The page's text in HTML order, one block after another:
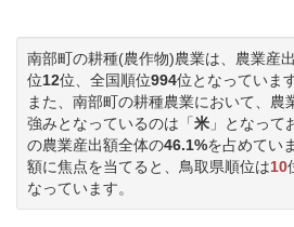
南部町の耕種(農作物)農業は、農業産
位12位、全国順位994位となっています
また、南部町の耕種農業において、農
強みとなっているのは「米 」となって
の農業産出額全体の46.1%を占めてい
額に焦点を当てると、鳥取県順位は10
なっています。